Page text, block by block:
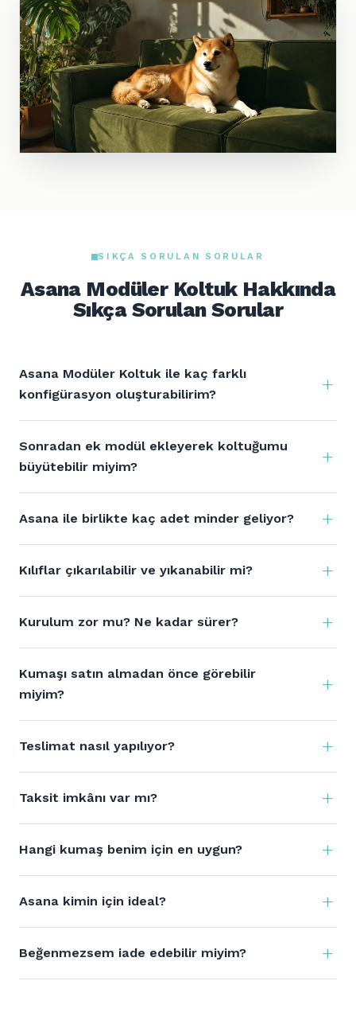
SIKÇA SORULAN SORULAR
Asana Modüler Koltuk Hakkında
Sıkça Sorulan Sorular
Asana Modüler Koltuk ile kaç farklı
konfigürasyon oluşturabilirim?
Sonradan ek modül ekleyerek koltuğumu
büyütebilir miyim?
Asana ile birlikte kaç adet minder geliyor?
Kılıflar çıkarılabilir ve yıkanabilir mi?
Kurulum zor mu? Ne kadar sürer?
Kumaşı satın almadan önce görebilir
miyim?
Teslimat nasıl yapılıyor?
Taksit imkânı var mı?
Hangi kumaş benim için en uygun?
Asana kimin için ideal?
Beğenmezsem iade edebilir miyim?